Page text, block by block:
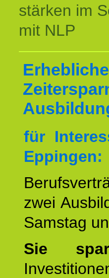
stärken im
mit NLP
für
Eppingen:
zwei
Samstag
Sie